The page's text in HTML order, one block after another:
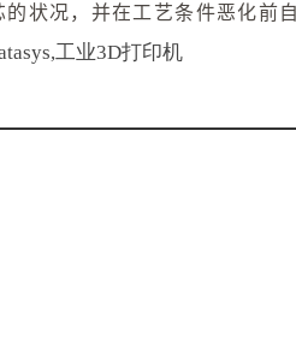
状况，并在工艺条件恶化
工业3D打印机